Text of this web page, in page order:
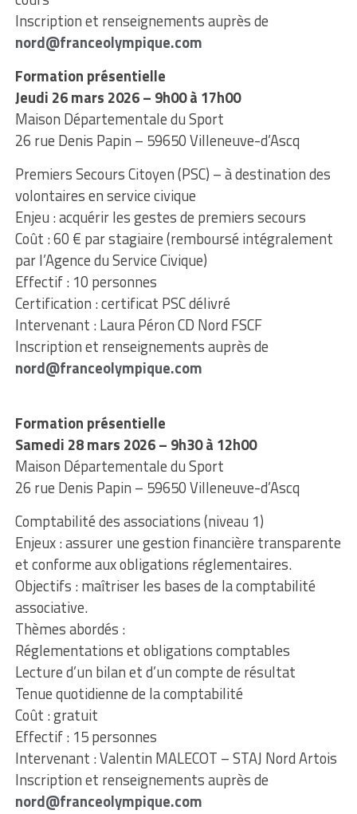
Inscription et renseignements auprès de
nord@franceolympique.com
Formation présentielle
Jeudi 26 mars 2026 – 9h00 à 17h00
Maison Départementale du Sport
26 rue Denis Papin – 59650 Villeneuve-d’Ascq
Premiers Secours Citoyen (PSC) – à destination des
volontaires en service civique
Enjeu : acquérir les gestes de premiers secours
Coût : 60 € par stagiaire (remboursé intégralement
par l’Agence du Service Civique)
Effectif : 10 personnes
Certification : certificat PSC délivré
Intervenant : Laura Péron CD Nord FSCF
Inscription et renseignements auprès de
nord@franceolympique.com
Formation présentielle
Samedi 28 mars 2026 – 9h30 à 12h00
Maison Départementale du Sport
26 rue Denis Papin – 59650 Villeneuve-d’Ascq
Comptabilité des associations (niveau 1)
Enjeux : assurer une gestion financière transparente
et conforme aux obligations réglementaires.
Objectifs : maîtriser les bases de la comptabilité
associative.
Thèmes abordés :
Réglementations et obligations comptables
Lecture d’un bilan et d’un compte de résultat
Tenue quotidienne de la comptabilité
Coût : gratuit
Effectif : 15 personnes
Intervenant : Valentin MALECOT – STAJ Nord Artois
Inscription et renseignements auprès de
nord@franceolympique.com